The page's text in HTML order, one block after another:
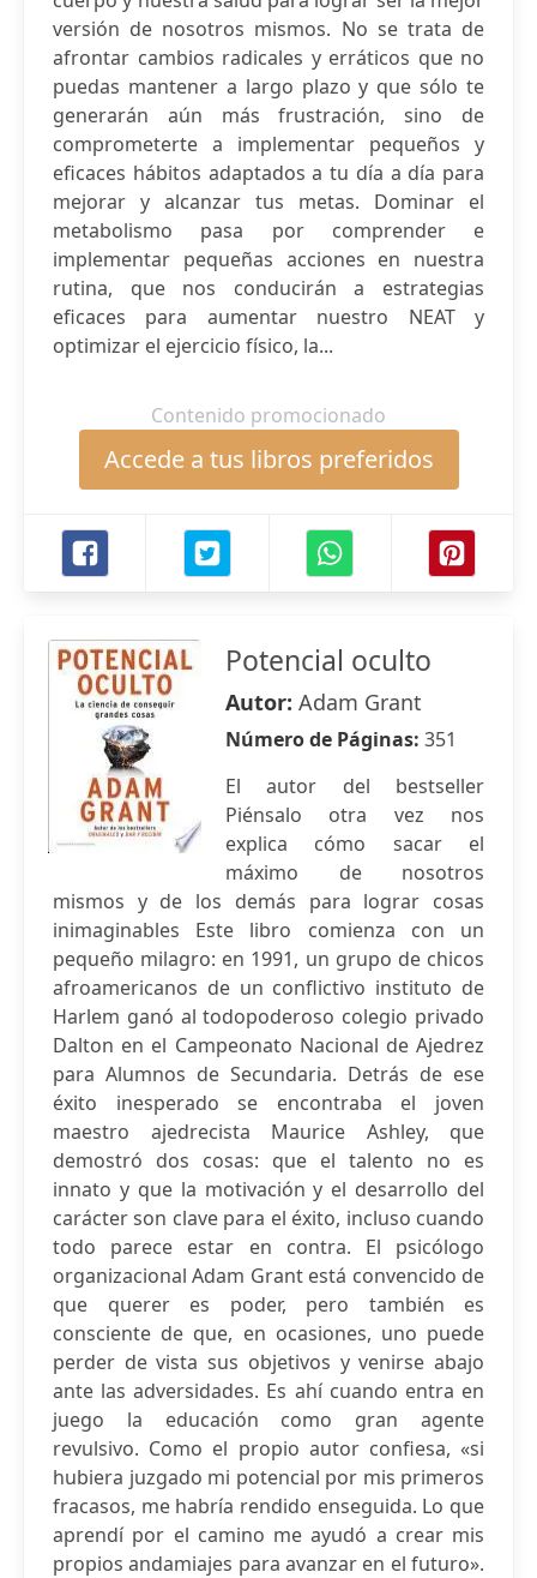
versión de nosotros mismos. No se trata de
afrontar cambios radicales y erráticos que no
puedas mantener a largo plazo y que sólo te
generarán aún más frustración, sino de
comprometerte a implementar pequeños y
eficaces hábitos adaptados a tu día a día para
mejorar y alcanzar tus metas. Dominar el
metabolismo pasa por comprender e
implementar pequeñas acciones en nuestra
rutina, que nos conducirán a estrategias
eficaces para aumentar nuestro NEAT y
optimizar el ejercicio físico, la...
Contenido promocionado
Accede a tus libros preferidos
Potencial oculto
Autor: Adam Grant
Número de Páginas: 351
El autor del bestseller
Piénsalo otra vez nos
explica cómo sacar el
máximo de nosotros
mismos y de los demás para lograr cosas
inimaginables Este libro comienza con un
pequeño milagro: en 1991, un grupo de chicos
afroamericanos de un conflictivo instituto de
Harlem ganó al todopoderoso colegio privado
Dalton en el Campeonato Nacional de Ajedrez
para Alumnos de Secundaria. Detrás de ese
éxito inesperado se encontraba el joven
maestro ajedrecista Maurice Ashley, que
demostró dos cosas: que el talento no es
innato y que la motivación y el desarrollo del
carácter son clave para el éxito, incluso cuando
todo parece estar en contra. El psicólogo
organizacional Adam Grant está convencido de
que querer es poder, pero también es
consciente de que, en ocasiones, uno puede
perder de vista sus objetivos y venirse abajo
ante las adversidades. Es ahí cuando entra en
juego la educación como gran agente
revulsivo. Como el propio autor confiesa, «si
hubiera juzgado mi potencial por mis primeros
fracasos, me habría rendido enseguida. Lo que
aprendí por el camino me ayudó a crear mis
propios andamiajes para avanzar en el futuro».